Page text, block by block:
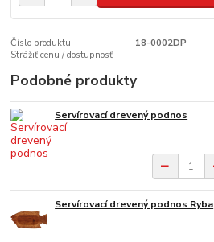
Číslo produktu:
18-0002DP
Strážiť cenu / dostupnosť
Podobné produkty
Servírovací drevený podnos
Servírovací drevený podnos Ryba